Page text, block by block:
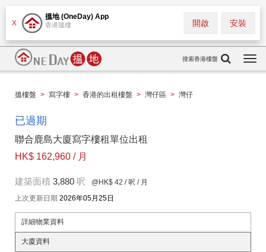
X
搵地 (OneDay) App
香港搵樓 安裝
開啟
搜索香港樓盤
搵樓盤 > 寫字樓 > 香港的出租樓盤 > 灣仔區 > 灣仔
已過期
聯合鹿島大廈寫字樓租單位出租
HK$ 162,960 / 月
建築面積 3,880 呎 @HK$ 42 / 呎 / 月
上次更新日期 2026年05月25日
詳細物業資料
大廈資料